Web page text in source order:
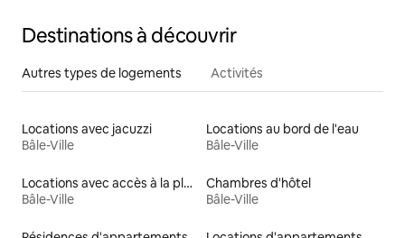
Destinations à découvrir
Autres types de logements Activités
Locations avec jacuzzi
Bâle-Ville
Locations au bord de l'eau
Bâle-Ville
Locations avec accès à la plage
Bâle-Ville
Chambres d'hôtel
Bâle-Ville